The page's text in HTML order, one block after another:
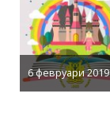
6 февруари 2019